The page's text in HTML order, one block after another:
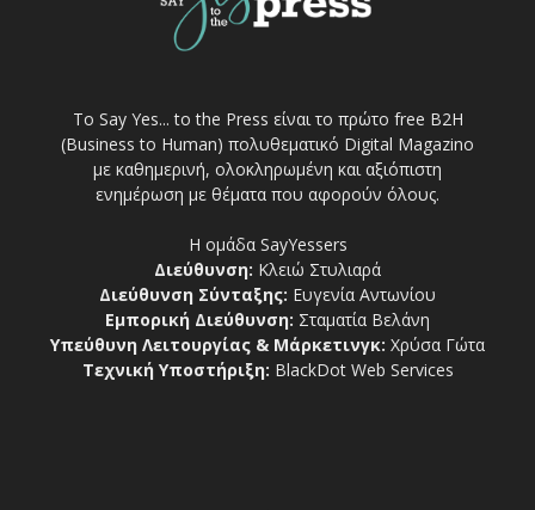
Το Say Yes... to the Press είναι το πρώτο free Β2Η
(Business to Human) πολυθεματικό Digital Magazino
με καθημερινή, ολοκληρωμένη και αξιόπιστη
ενημέρωση με θέματα που αφορούν όλους.
Η ομάδα SayYessers
Διεύθυνση: Κλειώ Στυλιαρά
Διεύθυνση Σύνταξης: Ευγενία Αντωνίου
Εμπορική Διεύθυνση: Σταματία Βελάνη
Υπεύθυνη Λειτουργίας & Μάρκετινγκ: Χρύσα Γώτα
Τεχνική Υποστήριξη: BlackDot Web Services